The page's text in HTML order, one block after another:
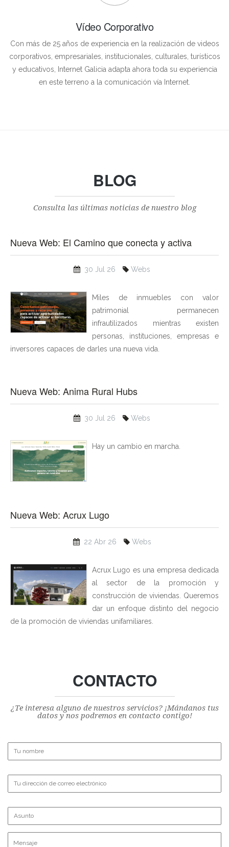
Vídeo Corporativo
Con más de 25 años de experiencia en la realización de videos
corporativos, empresariales, institucionales, culturales, turísticos
y educativos, Internet Galicia adapta ahora toda su experiencia
en este terreno a la comunicación vía Internet.
BLOG
Consulta las últimas noticias de nuestro blog
Nueva Web: El Camino que conecta y activa
30 Jul 26 Webs
Miles de inmuebles con valor
patrimonial permanecen
infrautilizados mientras existen
personas, instituciones, empresas e
inversores capaces de darles una nueva vida.
Nueva Web: Anima Rural Hubs
30 Jul 26 Webs
Hay un cambio en marcha.
Nueva Web: Acrux Lugo
22 Abr 26 Webs
Acrux Lugo es una empresa dedicada
al sector de la promoción y
construcción de viviendas. Queremos
dar un enfoque distinto del negocio
de la promoción de viviendas unifamiliares.
CONTACTO
¿Te interesa alguno de nuestros servicios? ¡Mándanos tus
datos y nos podremos en contacto contigo!